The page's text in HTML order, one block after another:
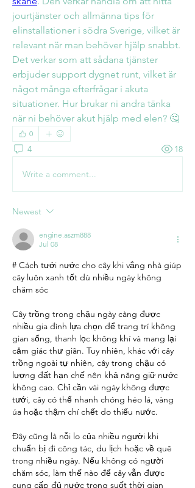
jourtjänster och allmänna tips för
elinstallationer i södra Sverige, vilket är
relevant när man behöver hjälp snabbt.
Det verkar som att sådana tjänster
erbjuder support dygnet runt, vilket är
något många efterfrågar i akuta
situationer. Hur brukar ni andra tänka
när ni behöver akut hjälp med elen? 🤔
0
4 18
Write a comment...
Newest
engine.aszm888
Jul 08
# Cách tưới nước cho cây khi vắng nhà giúp
cây luôn xanh tốt dù nhiều ngày không
chăm sóc
Cây trồng trong chậu ngày càng được
nhiều gia đình lựa chọn để trang trí không
gian sống, thanh lọc không khí và mang lại
cảm giác thư giãn. Tuy nhiên, khác với cây
trồng ngoài tự nhiên, cây trong chậu có
lượng đất hạn chế nên khả năng giữ nước
không cao. Chỉ cần vài ngày không được
tưới, cây có thể nhanh chóng héo lá, vàng
úa hoặc thậm chí chết do thiếu nước.
Đây cũng là nỗi lo của nhiều người khi
chuẩn bị đi công tác, du lịch hoặc về quê
trong nhiều ngày. Nếu không có người
chăm sóc, làm thế nào để cây vẫn được
cung cấp đủ nước trong suốt thời gian